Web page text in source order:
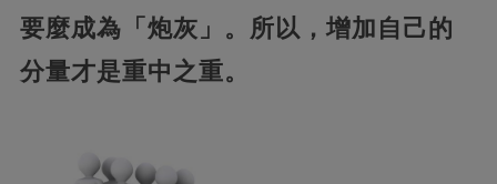
要麼成為「炮灰」。所以，增加自己的
分量才是重中之重。